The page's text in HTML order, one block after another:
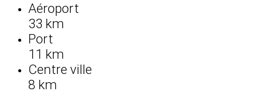
Aéroport
33 km
Port
11 km
Centre ville
8 km